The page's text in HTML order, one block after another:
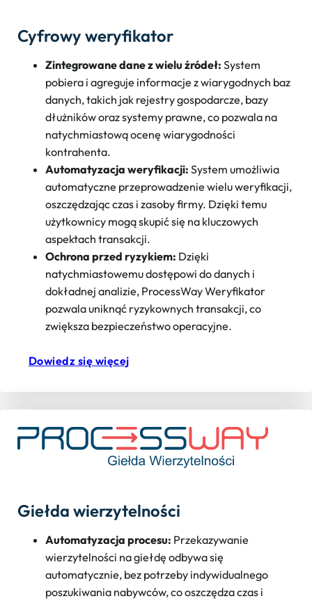
Cyfrowy weryfikator
Zintegrowane dane z wielu źródeł: System
pobiera i agreguje informacje z wiarygodnych baz
danych, takich jak rejestry gospodarcze, bazy
dłużników oraz systemy prawne, co pozwala na
natychmiastową ocenę wiarygodności
kontrahenta.
Automatyzacja weryfikacji: System umożliwia
automatyczne przeprowadzenie wielu weryfikacji,
oszczędzając czas i zasoby firmy. Dzięki temu
użytkownicy mogą skupić się na kluczowych
aspektach transakcji.
Ochrona przed ryzykiem: Dzięki
natychmiastowemu dostępowi do danych i
dokładnej analizie, ProcessWay Weryfikator
pozwala uniknąć ryzykownych transakcji, co
zwiększa bezpieczeństwo operacyjne.
Dowiedz się więcej
Giełda wierzytelności
Automatyzacja procesu: Przekazywanie
wierzytelności na giełdę odbywa się
automatycznie, bez potrzeby indywidualnego
poszukiwania nabywców, co oszczędza czas i